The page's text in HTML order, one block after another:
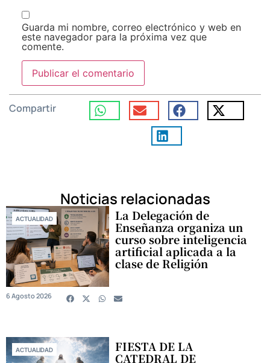
Guarda mi nombre, correo electrónico y web en
este navegador para la próxima vez que
comente.
Compartir
Noticias relacionadas
ACTUALIDAD La Delegación de
Enseñanza organiza un
curso sobre inteligencia
artificial aplicada a la
clase de Religión
6 Agosto 2026
ACTUALIDAD FIESTA DE LA
CATEDRAL DE